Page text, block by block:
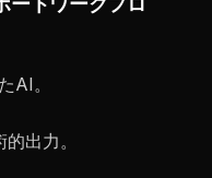
ートワークフロ
AI。
出力。